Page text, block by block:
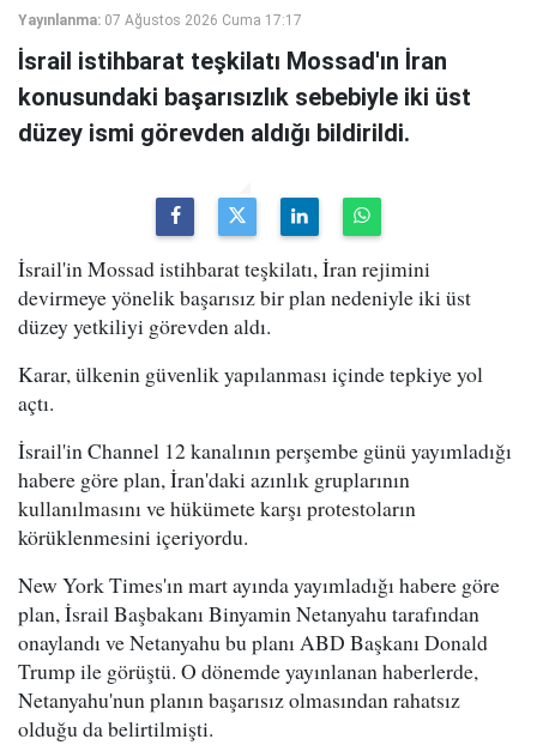
Yayınlanma: 07 Ağustos 2026 Cuma 17:17
İsrail istihbarat teşkilatı Mossad'ın İran
konusundaki başarısızlık sebebiyle iki üst
düzey ismi görevden aldığı bildirildi.
İsrail'in Mossad istihbarat teşkilatı, İran rejimini
devirmeye yönelik başarısız bir plan nedeniyle iki üst
düzey yetkiliyi görevden aldı.
Karar, ülkenin güvenlik yapılanması içinde tepkiye yol
açtı.
İsrail'in Channel 12 kanalının perşembe günü yayımladığı
habere göre plan, İran'daki azınlık gruplarının
kullanılmasını ve hükümete karşı protestoların
körüklenmesini içeriyordu.
New York Times'ın mart ayında yayımladığı habere göre
plan, İsrail Başbakanı Binyamin Netanyahu tarafından
onaylandı ve Netanyahu bu planı ABD Başkanı Donald
Trump ile görüştü. O dönemde yayınlanan haberlerde,
Netanyahu'nun planın başarısız olmasından rahatsız
olduğu da belirtilmişti.